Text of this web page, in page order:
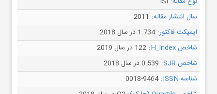
سال انتشار مقاله: 2011
ایمپکت فاکتور: 1.734 در سال 2018
شاخص H_index:
122 در سال 2019
شاخص SJR:
0.539 در سال 2018
شناسه ISSN:
0018-9464